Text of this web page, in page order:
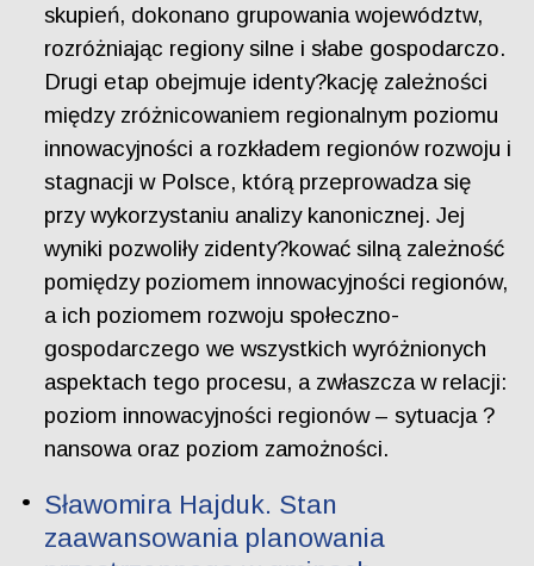
skupień, dokonano grupowania województw,
rozróżniając regiony silne i słabe gospodarczo.
Drugi etap obejmuje identy?kację zależności
między zróżnicowaniem regionalnym poziomu
innowacyjności a rozkładem regionów rozwoju i
stagnacji w Polsce, którą przeprowadza się
przy wykorzystaniu analizy kanonicznej. Jej
wyniki pozwoliły zidenty?kować silną zależność
pomiędzy poziomem innowacyjności regionów,
a ich poziomem rozwoju społeczno-
gospodarczego we wszystkich wyróżnionych
aspektach tego procesu, a zwłaszcza w relacji:
poziom innowacyjności regionów – sytuacja ?
nansowa oraz poziom zamożności.
Sławomira Hajduk. Stan
zaawansowania planowania